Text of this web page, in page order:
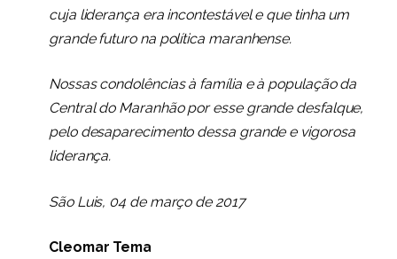
cuja liderança era incontestável e que tinha um
grande futuro na política maranhense.
Nossas condolências à família e à população da
Central do Maranhão por esse grande desfalque,
pelo desaparecimento dessa grande e vigorosa
liderança.
São Luis, 04 de março de 2017
Cleomar Tema